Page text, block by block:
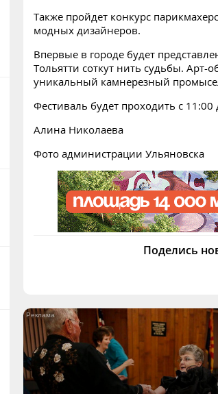
Также пройдет конкурс
модных дизайнеров.
Впервые в городе будет
Тольятти соткут нить судьбы. Арт-
уникальный камнерезный
Фестиваль будет проходить с
Алина Николаева
Фото администрации Ульяновска
Поделись